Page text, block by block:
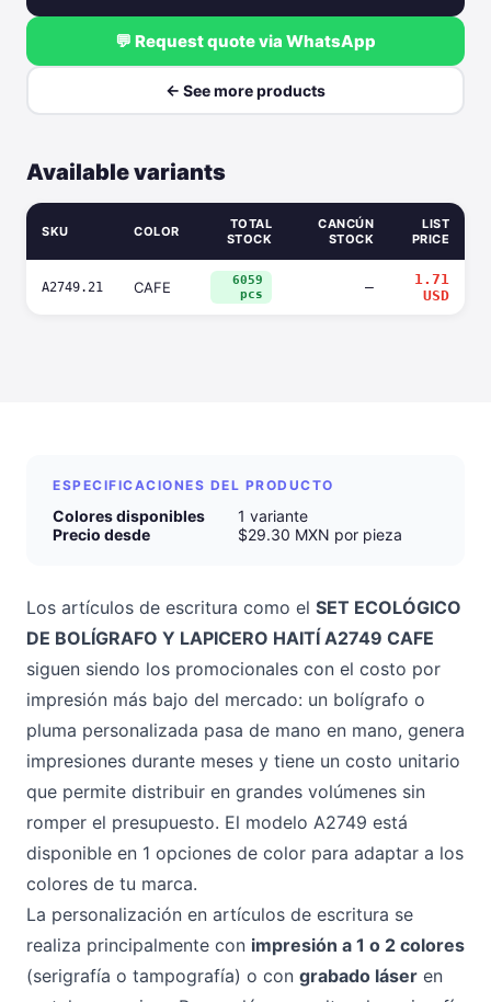
💬 Request quote via WhatsApp
← See more products
Available variants
SKU COLOR
TOTAL
STOCK
CANCÚN
STOCK
LIST
PRICE
A2749.21 CAFE
6059
pcs
—
1.71
USD
ESPECIFICACIONES DEL PRODUCTO
Colores disponibles
1 variante
Precio desde
$29.30 MXN por pieza
Los artículos de escritura como el SET ECOLÓGICO
DE BOLÍGRAFO Y LAPICERO HAITÍ A2749 CAFE
siguen siendo los promocionales con el costo por
impresión más bajo del mercado: un bolígrafo o
pluma personalizada pasa de mano en mano, genera
impresiones durante meses y tiene un costo unitario
que permite distribuir en grandes volúmenes sin
romper el presupuesto. El modelo A2749 está
disponible en 1 opciones de color para adaptar a los
colores de tu marca.
La personalización en artículos de escritura se
realiza principalmente con impresión a 1 o 2 colores
(serigrafía o tampografía) o con grabado láser en